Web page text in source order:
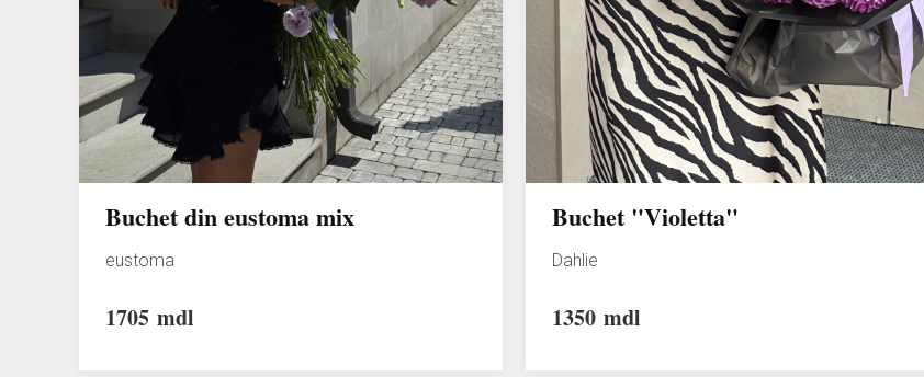
Buchet din eustoma mix
eustoma
1705 mdl
Buchet "Violetta"
Dahlie
1350 mdl